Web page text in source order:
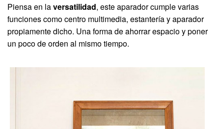
Piensa en laversatilidad, este aparador cumple varias
funciones como centro multimedia, estantería y aparador
propiamente dicho. Una forma de ahorrar espacio y poner
un poco de orden al mismo tiempo.